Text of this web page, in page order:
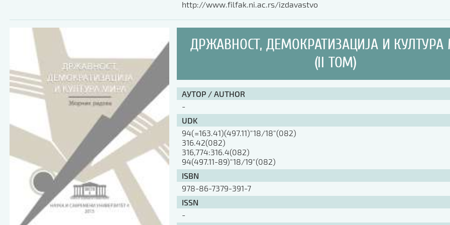
http://www.filfak.ni.ac.rs/izdavastvo
ДРЖАВНОСТ, ДЕМОКРАТИЗАЦИЈА И
(II ТОМ)
АУТОР / AUTHOR
-
UDK
94(=163.41)(497.11)"18/18"(082)
316.42(082)
316,774:316.4(082)
94(497.11-89)"18/19"(082)
ISBN
978-86-7379-391-7
ISSN
-